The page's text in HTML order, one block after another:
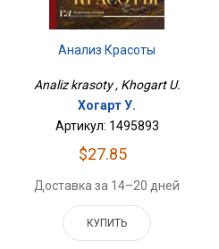
Анализ Красоты
Analiz krasoty , Khogart U.
Хогарт У.
Артикул: 1495893
$27.85
Доставка за 14–20 дней
КУПИТЬ